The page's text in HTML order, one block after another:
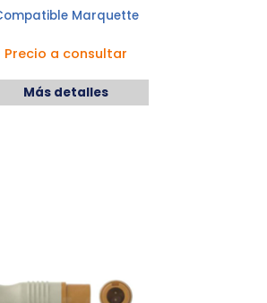
Marquette
Precio a consultar
Más detalles